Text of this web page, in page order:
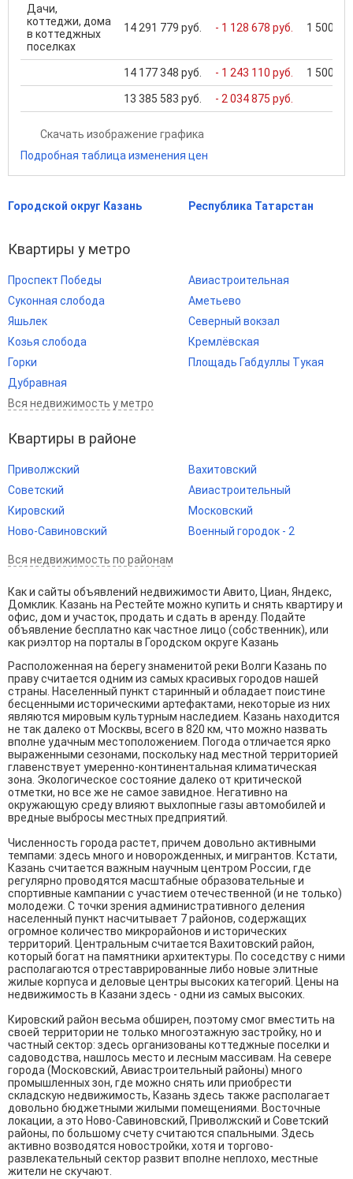
Дачи,
коттеджи, дома
в коттеджных
поселках
14 291 779 руб. - 1 128 678 руб. 1 500
14 177 348 руб. - 1 243 110 руб. 1 500
13 385 583 руб. - 2 034 875 руб.
Скачать изображение графика
Подробная таблица изменения цен
Городской округ Казань Республика Татарстан
Квартиры у метро
Проспект Победы
Суконная слобода
Яшьлек
Козья слобода
Горки
Дубравная
Авиастроительная
Аметьево
Северный вокзал
Кремлёвская
Площадь Габдуллы Тукая
Вся недвижимость у метро
Квартиры в районе
Приволжский
Советский
Кировский
Ново-Савиновский
Вахитовский
Авиастроительный
Московский
Военный городок - 2
Вся недвижимость по районам
Как и сайты объявлений недвижимости Авито, Циан, Яндекс,
Домклик. Казань на Рестейте можно купить и снять квартиру и
офис, дом и участок, продать и сдать в аренду. Подайте
объявление бесплатно как частное лицо (собственник), или
как риэлтор на порталы в Городском округе Казань
Расположенная на берегу знаменитой реки Волги Казань по
праву считается одним из самых красивых городов нашей
страны. Населенный пункт старинный и обладает поистине
бесценными историческими артефактами, некоторые из них
являются мировым культурным наследием. Казань находится
не так далеко от Москвы, всего в 820 км, что можно назвать
вполне удачным местоположением. Погода отличается ярко
выраженными сезонами, поскольку над местной территорией
главенствует умеренно-континентальная климатическая
зона. Экологическое состояние далеко от критической
отметки, но все же не самое завидное. Негативно на
окружающую среду влияют выхлопные газы автомобилей и
вредные выбросы местных предприятий.
Численность города растет, причем довольно активными
темпами: здесь много и новорожденных, и мигрантов. Кстати,
Казань считается важным научным центром России, где
регулярно проводятся масштабные образовательные и
спортивные кампании с участием отечественной (и не только)
молодежи. С точки зрения административного деления
населенный пункт насчитывает 7 районов, содержащих
огромное количество микрорайонов и исторических
территорий. Центральным считается Вахитовский район,
который богат на памятники архитектуры. По соседству с ними
располагаются отреставрированные либо новые элитные
жилые корпуса и деловые центры высоких категорий. Цены на
недвижимость в Казани здесь - одни из самых высоких.
Кировский район весьма обширен, поэтому смог вместить на
своей территории не только многоэтажную застройку, но и
частный сектор: здесь организованы коттеджные поселки и
садоводства, нашлось место и лесным массивам. На севере
города (Московский, Авиастроительный районы) много
промышленных зон, где можно снять или приобрести
складскую недвижимость, Казань здесь также располагает
довольно бюджетными жилыми помещениями. Восточные
локации, а это Ново-Савиновский, Приволжский и Советский
районы, по большому счету считаются спальными. Здесь
активно возводятся новостройки, хотя и торгово-
развлекательный сектор развит вполне неплохо, местные
жители не скучают.